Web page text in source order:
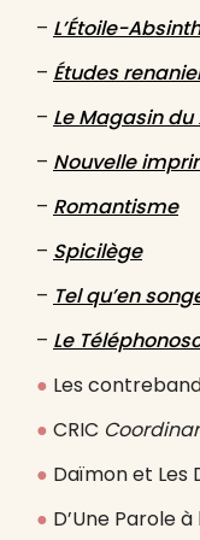
– L’Étoile-
– Études
– Le Magasin du
– Nouvelle
– Romantisme
– Spicilège
– Tel qu’en
– Le
● Les
● CRIC
● Daïmon et Les
● D’Une Parole à